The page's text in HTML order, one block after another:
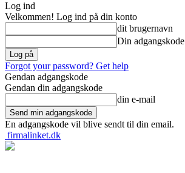
Log ind
Velkommen! Log ind på din konto
dit brugernavn
Din adgangskode
Forgot your password? Get help
Gendan adgangskode
Gendan din adgangskode
din e-mail
En adgangskode vil blive sendt til din email.
firmalinket.dk